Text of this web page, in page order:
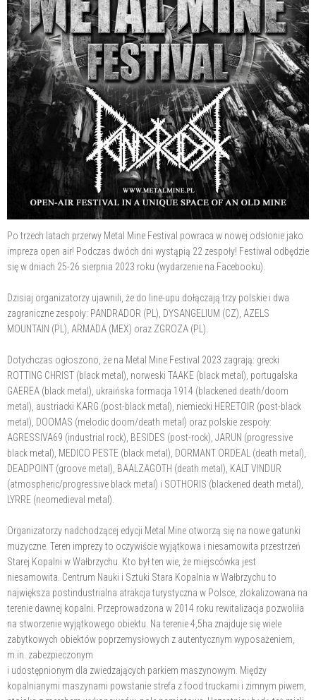
Po trzech latach przerwy Metal Mine Festival powraca w nowej odsłonie jako
impreza open air! Podczas dwóch dni wystąpią 22 zespoły! Festiwal odbędzie
się w dniach 25-26 sierpnia 2023 roku (wydarzenie na Facebooku).
Dzisiaj organizatorzy ujawnili, że do line-upu dołączają trzy polskie i dwa
zagraniczne zespoły: PANDRADOR (PL), DYSANGELIUM (CZ), AZELS
MOUNTAIN (PL), ARMADA (MEX) oraz ZGROZA (PL).
Dotychczas ogłoszono, że na Metal Mine Festival 2023 zagrają: grecki
ROTTING CHRIST (black metal), norweski TAAKE (black metal), portugalska
GAEREA (black metal), ukraińska formacja 1914 (blackened death/doom
metal), austriacki KARG (post-black metal), niemiecki HERETOIR (post-black
metal), DOOMAS (melodic doom/death metal) oraz polskie zespoły:
AGRESSIVA69 (industrial rock), BESIDES (post-rock), JARUN (progressive
black metal), MEDICO PESTE (black metal), DORMANT ORDEAL (death metal),
DEADPOINT (groove metal), BAALZAGOTH (death metal), KALT VINDUR
(atmospheric/progressive black metal) i SOTHORIS (blackened death metal),
LYRRE (neomedieval metal).
Organizatorzy nadchodzącej edycji Metal Mine otworzą się na nowe gatunki
muzyczne. Teren imprezy to oczywiście wyjątkowa i niesamowita przestrzeń
Starej Kopalni w Wałbrzychu. Kto był ten wie, że miejscówka jest
niesamowita. Centrum Nauki i Sztuki Stara Kopalnia w Wałbrzychu to
największa postindustrialna atrakcja turystyczna w Polsce, zlokalizowana na
terenie dawnej kopalni. Przeprowadzona w 2014 roku rewitalizacja pozwoliła
na stworzenie wyjątkowego obiektu. Na terenie 4,5ha znajduje się wiele
zabytkowych obiektów poprzemysłowych z autentycznym wyposażeniem,
m.in. zabezpieczonym
i udostępnionym dla zwiedzających parkiem maszynowym. Między
kopalnianymi maszynami powstanie strefa z food truckami i zimnym piwem,